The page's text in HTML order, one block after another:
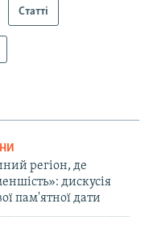
Статті
регіон, де
дискусія
пам'ятної дати